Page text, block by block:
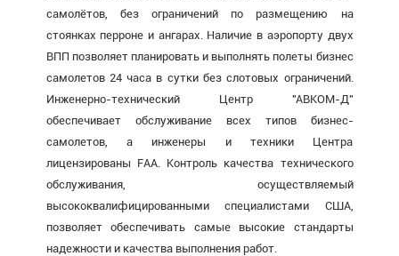
самолётов, без ограничений по размещению на
стоянках перроне и ангарах. Наличие в аэропорту двух
ВПП позволяет планировать и выполнять полеты бизнес
самолетов 24 часа в сутки без слотовых ограничений.
Инженерно-технический Центр "АВКОМ-Д"
обеспечивает обслуживание всех типов бизнес-
самолетов, а инженеры и техники Центра
лицензированы FAA. Контроль качества технического
обслуживания, осуществляемый
высококвалифицированными специалистами США,
позволяет обеспечивать самые высокие стандарты
надежности и качества выполнения работ.